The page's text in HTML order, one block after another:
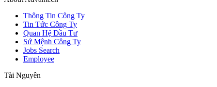
Thông Tin Công Ty
Tin Tức Công Ty
Quan Hệ Đầu Tư
Sứ Mệnh Công Ty
Jobs Search
Employee
Tài Nguyên